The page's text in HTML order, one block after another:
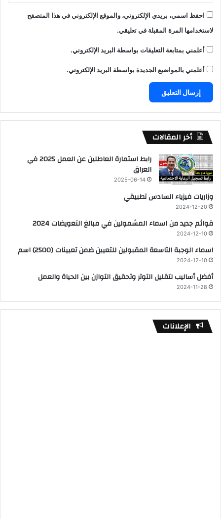
احفظ اسمي، بريدي الإلكتروني، والموقع الإلكتروني في هذا المتصفح
لاستخدامها المرة المقبلة في تعليقي.
أعلمني بمتابعة التعليقات بواسطة البريد الإلكتروني.
أعلمني بالمواضيع الجديدة بواسطة البريد الإلكتروني.
أخر المقالات
رابط استمارة العاطلين عن العمل 2025 في
العراق
2025-06-14
وزاريات فيزياء السادس تطبيقي
2024-12-20
قوائم جديد من اسماء المشمولين في مبالغ التعويضات 2024
2024-12-10
اسماء الوجبة التاسعة المقبولين للتعيين ضمن تعيينات (2500) اسم
2024-12-10
أفضل أساليب لتقليل التوتر وتحقيق التوازن بين الحياة والعمل
2024-11-28
الإعلانات